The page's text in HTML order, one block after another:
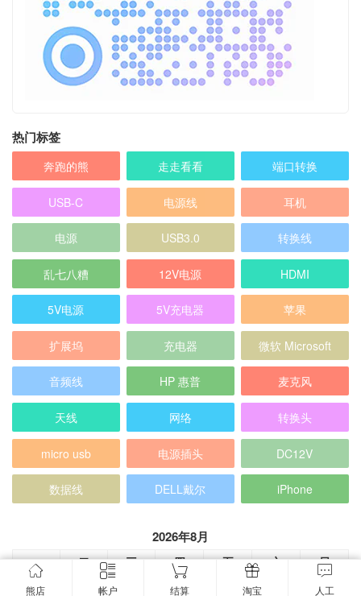
热门标签
奔跑的熊 走走看看 端口转换
USB-C 电源线 耳机
电源 USB3.0 转换线
乱七八糟 12V电源 HDMI
5V电源 5V充电器 苹果
扩展坞 充电器 微软 Microsoft
音频线 HP 惠普 麦克风
天线 网络 转换头
micro usb 电源插头 DC12V
数据线 DELL戴尔 iPhone
2026年8月
一 二 三 四 五 六
日
2
熊店 帐户 结算 淘宝 人工